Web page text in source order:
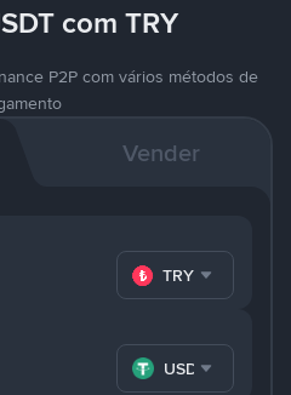
com TRY
P2P com vários métodos de
Vender
TRY
USDT